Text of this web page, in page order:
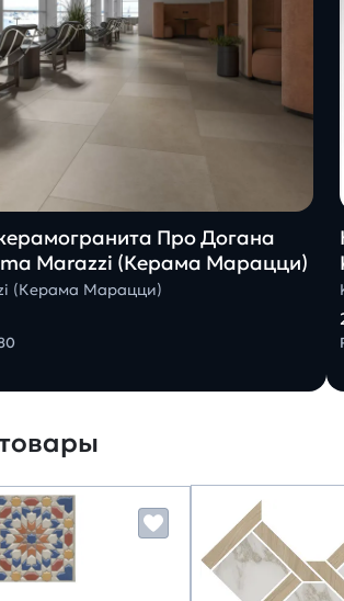
Про Догана
Marazzi (Керама Марацци)
(Керама Марацци)